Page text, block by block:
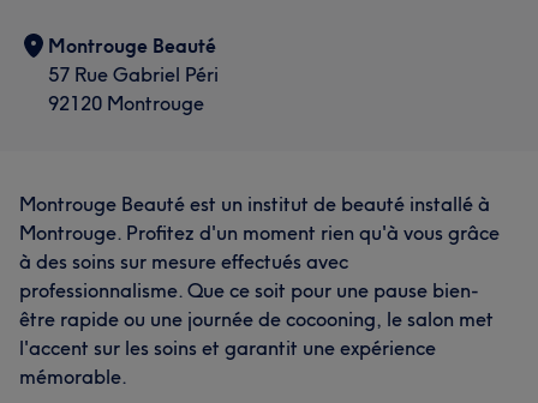
Montrouge Beauté
57 Rue Gabriel Péri
92120 Montrouge
Montrouge Beauté est un institut de beauté installé à
Montrouge. Profitez d'un moment rien qu'à vous grâce
à des soins sur mesure effectués avec
professionnalisme. Que ce soit pour une pause bien-
être rapide ou une journée de cocooning, le salon met
l'accent sur les soins et garantit une expérience
mémorable.